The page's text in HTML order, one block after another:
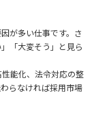
が多い仕事です。さ
「大変そう」と見ら
能化、法令対応の整
らなければ採用市場